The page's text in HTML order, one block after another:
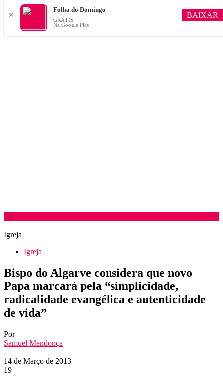
Igreja
Igreja
Bispo do Algarve considera que novo
Papa marcará pela “simplicidade,
radicalidade evangélica e autenticidade
de vida”
Por
Samuel Mendonça
-
14 de Março de 2013
19
✕
Folha do Domingo
GRÁTIS
Na Google Play
BAIXAR